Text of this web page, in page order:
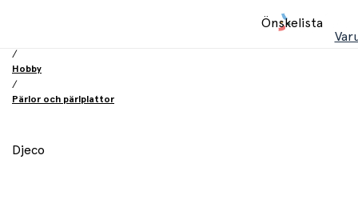
Önskelista
/
Hobby
/
Pärlor och pärlplattor
Djeco